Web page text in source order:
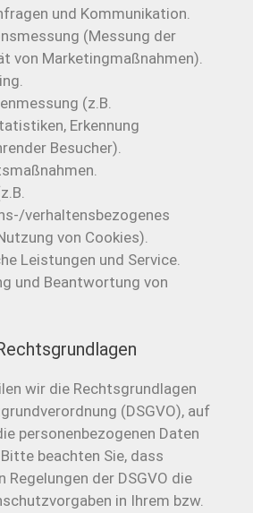
und Kommunikation.
(Messung der
von Marketingmaßnahmen).
(z.B.
Erkennung
Besucher).
verhaltensbezogenes
von Cookies).
Leistungen und Service.
und Beantwortung von
wir die Rechtsgrundlagen
(DSGVO), auf
personenbezogenen Daten
beachten Sie, dass
Regelungen der DSGVO die
in Ihrem bzw.